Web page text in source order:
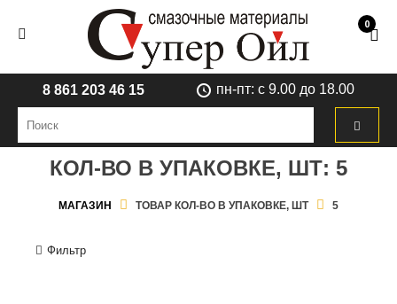
0
8 861 203 46 15 пн-пт: с 9.00 до 18.00
КОЛ-ВО В УПАКОВКЕ, ШТ: 5
МАГАЗИН ТОВАР КОЛ-ВО В УПАКОВКЕ, ШТ 5
Фильтр